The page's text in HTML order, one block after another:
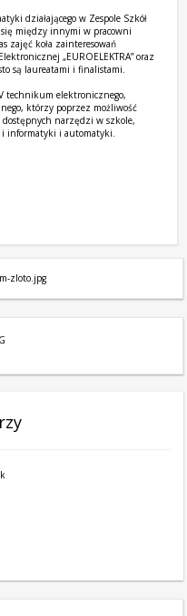
działającego w Zespole Szkół
między innymi w pracowni
zajęć koła zainteresowań
„EUROELEKTRA” oraz
są laureatami i finalistami.
technikum elektronicznego,
którzy poprzez możliwość
narzędzi w szkole,
i informatyki i automatyki.